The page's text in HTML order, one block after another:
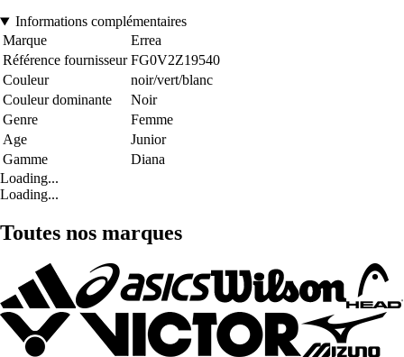
Informations complémentaires
Marque
Errea
Référence fournisseur FG0V2Z19540
Couleur
noir/vert/blanc
Couleur dominante
Noir
Genre
Femme
Age
Junior
Gamme
Diana
Loading...
Loading...
Toutes nos marques